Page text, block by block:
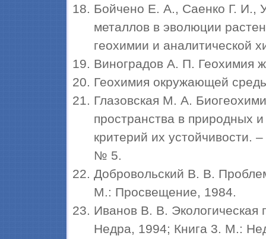
Бойчено Е. А., Саенко Г. И.,
металлов в эволюции
геохимии и аналитической
Виноградов А. П. Геохимия
Геохимия окружающей
Глазовская М. А.
пространства в природных
критерий их устойчивости.
№ 5.
Добровольский В. В.
М.: Просвещение, 1984.
Иванов В. В. Экологическая
Недра, 1994; Книга 3. М.: